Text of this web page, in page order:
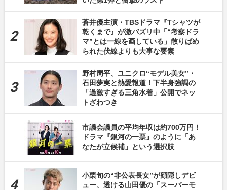
蒼井優主演・TBSドラマ『Tシャツが
乾くまで』が激バズリ中「“考察ドラ
マ”とは一線を画している」散りばめ
られた伏線よりも大事な要素
野村周平、ユニクロ“モデル美女”・
石田夢実と熱愛報道！下半身強調の
「過激すぎる三角水着」公開でネッ
トざわつき
市議会議員の平均年収は約700万円！
ドラマ『銀河の一票』のように「あ
なたが立候補」という選択肢
小栗旬の“非公表長女”が顔隠しデビ
ュー、透ける山田優の「スーパーモ